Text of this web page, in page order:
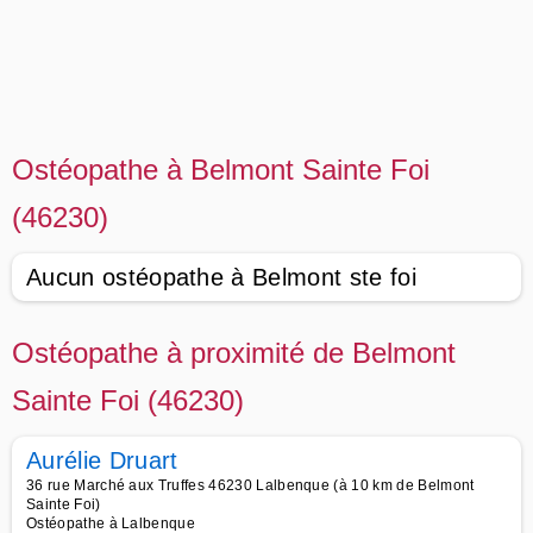
Ostéopathe à Belmont Sainte Foi
(46230)
Aucun ostéopathe à Belmont ste foi
Ostéopathe à proximité de Belmont
Sainte Foi (46230)
Aurélie Druart
36 rue Marché aux Truffes 46230 Lalbenque (à 10 km de Belmont
Sainte Foi)
Ostéopathe à Lalbenque